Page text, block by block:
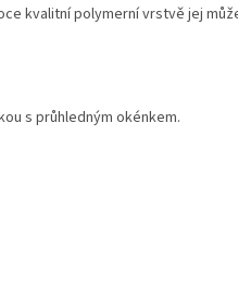
kvalitní polymerní vrstvě jej
s průhledným okénkem.